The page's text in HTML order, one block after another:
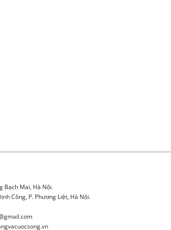
Bạch Mai, Hà Nội.
Công, P. Phương Liệt, Hà Nội.